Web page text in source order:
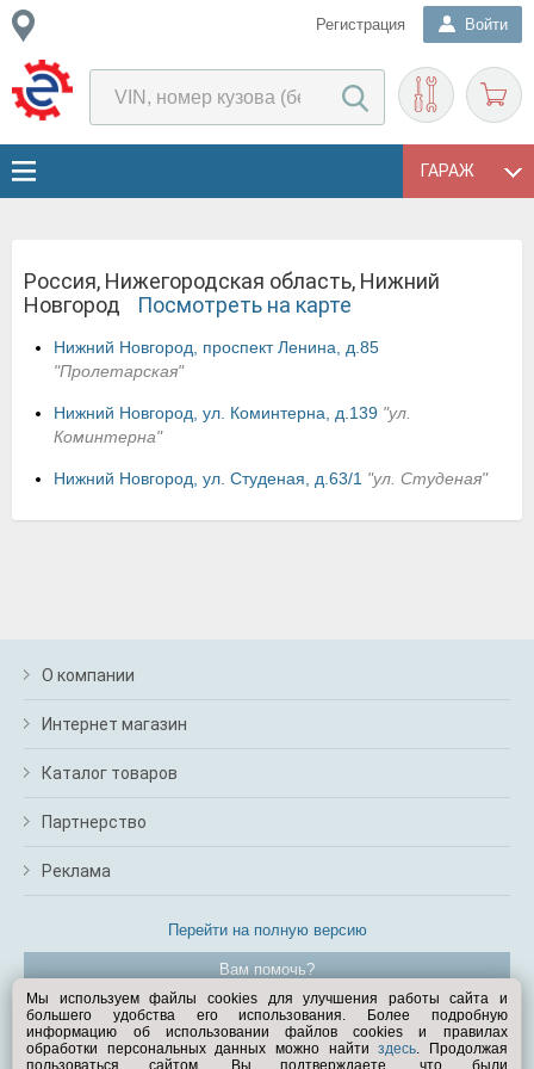
Регистрация Войти
ГАРАЖ
Россия, Нижегородская область, Нижний
Новгород
Посмотреть на карте
Нижний Новгород, проспект Ленина, д.85
"Пролетарская"
Нижний Новгород, ул. Коминтерна, д.139 "ул.
Коминтерна"
Нижний Новгород, ул. Студеная, д.63/1 "ул. Студеная"
О компании
Интернет магазин
Каталог товаров
Партнерство
Реклама
Перейти на полную версию
Вам помочь?
© Exist.ru 1998—2026
Мы используем файлы cookies для улучшения работы сайта и
большего удобства его использования. Более подробную
информацию об использовании файлов cookies и правилах
обработки персональных данных можно найтиздесь. Продолжая
пользоваться сайтом, Вы подтверждаете, что были